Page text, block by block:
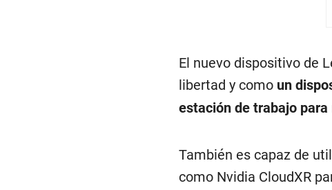
El nuevo dispositivo de
libertad y comoun
estación de trabajo
También es capaz de
como Nvidia CloudXR